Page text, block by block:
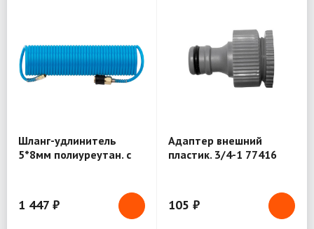
Шланг-удлинитель
5*8мм полиуреутан. с
1 447 ₽
Адаптер внешний
пластик. 3/4-1 77416
105 ₽